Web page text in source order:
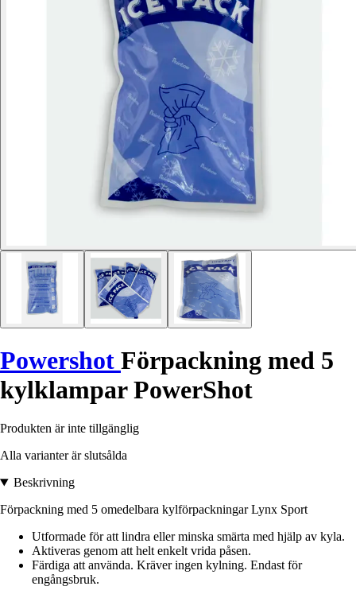
Powershot Förpackning med 5
kylklampar PowerShot
Produkten är inte tillgänglig
Alla varianter är slutsålda
Beskrivning
Förpackning med 5 omedelbara kylförpackningar Lynx Sport
Utformade för att lindra eller minska smärta med hjälp av kyla.
Aktiveras genom att helt enkelt vrida påsen.
Färdiga att använda. Kräver ingen kylning. Endast för
engångsbruk.